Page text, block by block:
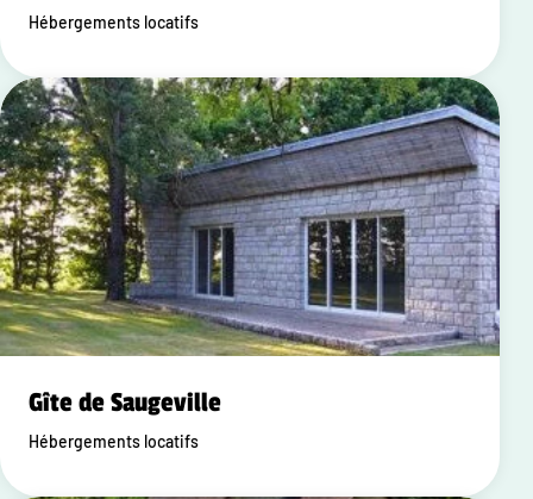
Hébergements locatifs
Gîte de Saugeville
Hébergements locatifs